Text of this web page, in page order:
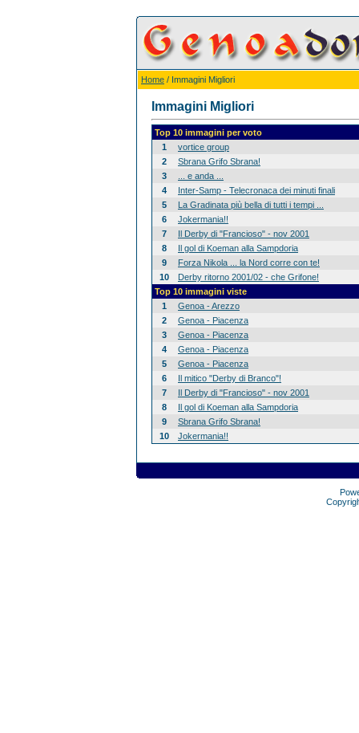
Home / Immagini Migliori
Immagini Migliori
Top 10 immagini per voto
1
vortice group
2
Sbrana Grifo Sbrana!
3
... e anda ...
4
Inter-Samp - Telecronaca dei minuti finali
5
La Gradinata più bella di tutti i tempi ...
6
Jokermania!!
7
Il Derby di "Francioso" - nov 2001
8
Il gol di Koeman alla Sampdoria
9
Forza Nikola ... la Nord corre con te!
10
Derby ritorno 2001/02 - che Grifone!
Top 10 immagini viste
1
Genoa - Arezzo
2
Genoa - Piacenza
3
Genoa - Piacenza
4
Genoa - Piacenza
5
Genoa - Piacenza
6
Il mitico "Derby di Branco"!
7
Il Derby di "Francioso" - nov 2001
8
Il gol di Koeman alla Sampdoria
9
Sbrana Grifo Sbrana!
10
Jokermania!!